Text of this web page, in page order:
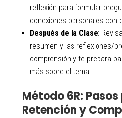
reflexión para formular
conexiones personales con
Después de la Clase:
resumen y las reflexiones/
comprensión y te prepara
más sobre el tema.
Método 6R:
Retención y